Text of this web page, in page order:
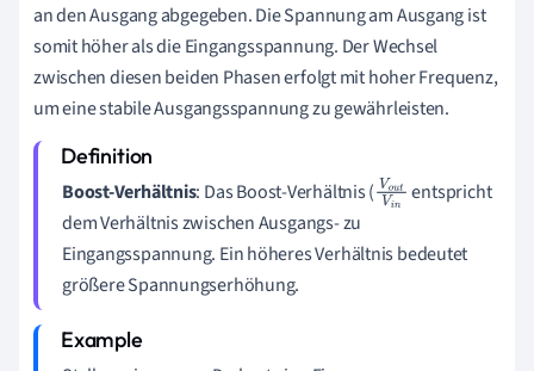
an den Ausgang abgegeben. Die Spannung am Ausgang ist
somit höher als die Eingangsspannung. Der Wechsel
zwischen diesen beiden Phasen erfolgt mit hoher Frequenz,
um eine stabile Ausgangsspannung zu gewährleisten.
Boost-Verhältnis: Das Boost-Verhältnis (Vou entspricht
dem Verhältnis zwischen Ausgangs- zu
Eingangsspannung. Ein höheres Verhältnis bedeutet
größere Spannungserhöhung.